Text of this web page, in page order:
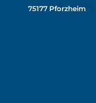
75177 Pforzheim